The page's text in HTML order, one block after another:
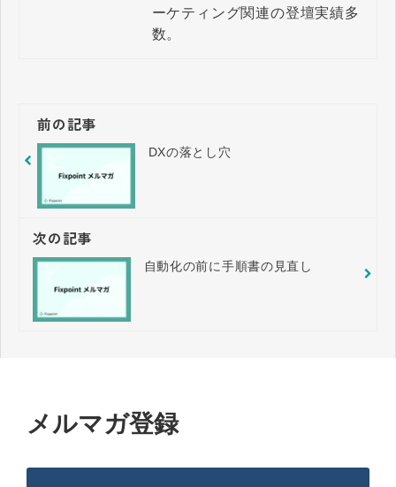
ーケティング関連の登壇実績多
数。
前の記事
DXの落とし穴
次の記事
自動化の前に手順書の見直し
メルマガ登録